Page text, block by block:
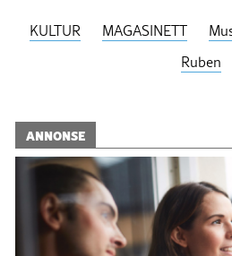
KULTUR MAGASINETT
Ruben
ANNONSE